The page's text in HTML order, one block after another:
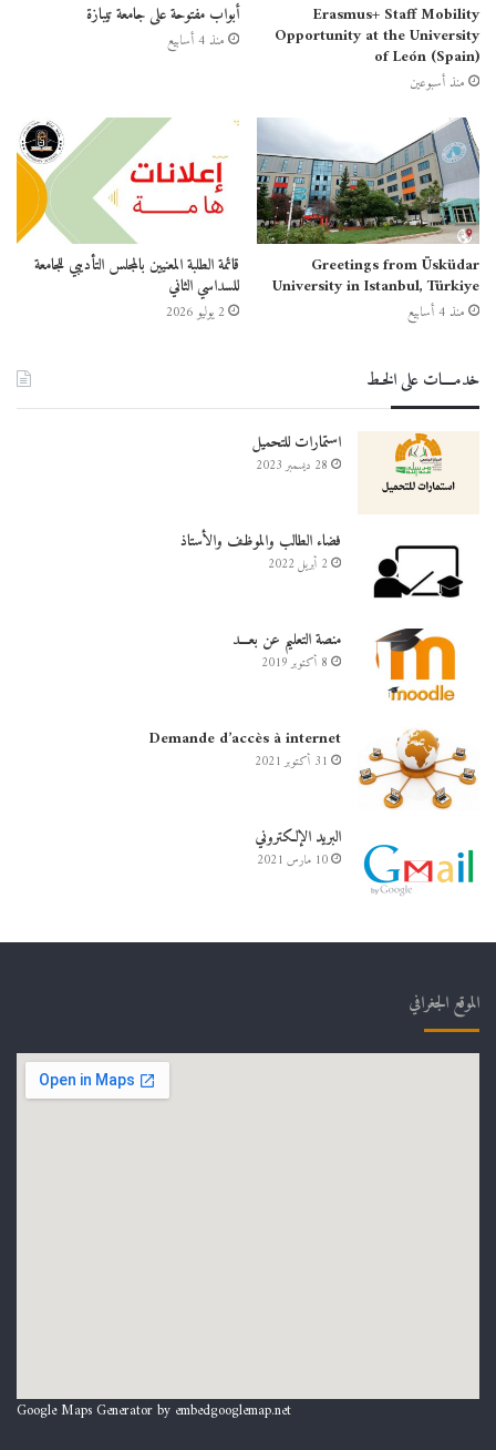
Erasmus+ Staff Mobility
Opportunity at the University
of León (Spain)
منذ أسبوعين
أبواب مفتوحة على جامعة تيبازة
منذ 4 أسابيع
Greetings from Üsküdar
University in Istanbul, Türkiye
منذ 4 أسابيع
قائمة الطلبة المعنيين بالمجلس التأديبي للجامعة
للسداسي الثاني
2 يوليو 2026
خدمــــات على الخـط
استمارات للتحميل
28 ديسمبر 2023
فضاء الطالب والموظف والأستاذ
2 أبريل 2022
منصة التعليم عن بعـــد
8 أكتوبر 2019
Demande d’accès à internet
31 أكتوبر 2021
البريد الإلكتروني
10 مارس 2021
الموقع الجغرافي
Google Maps Generator by embedgooglemap.net